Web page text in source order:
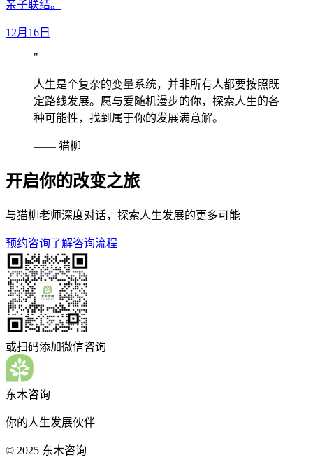
亲子联结。
12月16日
"
人生是个复杂的变量系统，并非所有人都要按照既
定路线发展。愿与爱随机漫步的你，探索人生的各
种可能性，找到属于你的发展满意解。
—— 猫柳
开启你的改变之旅
与猫柳老师深度对话，探索人生发展的更多可能
预约咨询了解咨询流程
或扫码添加微信咨询
东木咨询
你的人生发展伙伴
© 2025 东木咨询